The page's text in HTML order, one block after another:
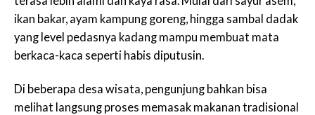
ikan bakar, ayam kampung goreng, hingga sambal dadak
yang level pedasnya kadang mampu membuat mata
berkaca-kaca seperti habis diputusin.
Di beberapa desa wisata, pengunjung bahkan bisa
melihat langsung proses memasak makanan tradisional